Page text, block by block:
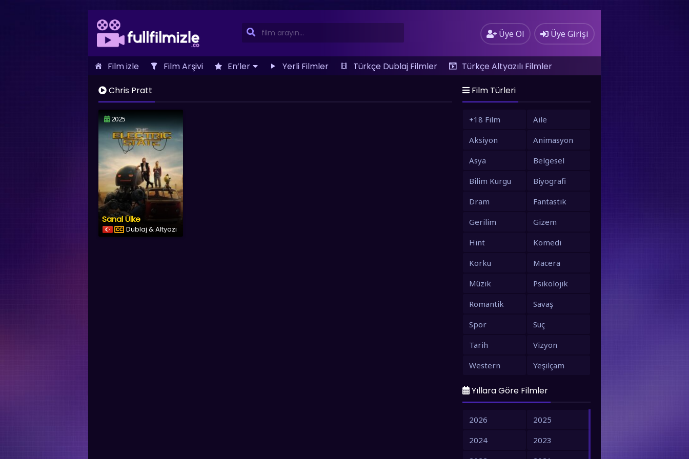
Üye Ol Üye Girişi
Film izle Film Arşivi En’ler Yerli Filmler Türkçe Dublaj Filmler
Türkçe Altyazılı Filmler
İletişim
Chris Pratt
2025
Sanal Ülke
Dublaj & Altyazı
Film Türleri
+18 Film
Aile
Aksiyon
Animasyon
Asya
Belgesel
Bilim Kurgu
Biyografi
Dram
Fantastik
Gerilim
Gizem
Hint
Komedi
Korku
Macera
Müzik
Psikolojik
Romantik
Savaş
Spor
Suç
Tarih
Vizyon
Western
Yeşilçam
Yıllara Göre Filmler
2026
2025
2024
2023